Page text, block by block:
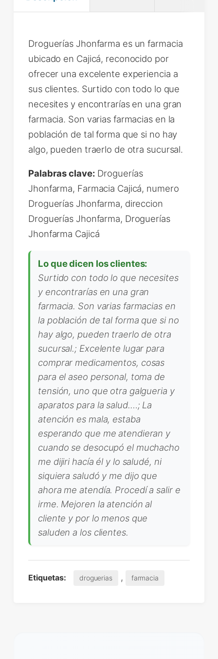
Droguerías Jhonfarma es un farmacia
ubicado en Cajicá, reconocido por
ofrecer una excelente experiencia a
sus clientes. Surtido con todo lo que
necesites y encontrarías en una gran
farmacia. Son varias farmacias en la
población de tal forma que si no hay
algo, pueden traerlo de otra sucursal.
Palabras clave: Droguerías
Jhonfarma, Farmacia Cajicá, numero
Droguerías Jhonfarma, direccion
Droguerías Jhonfarma, Droguerías
Jhonfarma Cajicá
Lo que dicen los clientes:
Surtido con todo lo que necesites
y encontrarías en una gran
farmacia. Son varias farmacias en
la población de tal forma que si no
hay algo, pueden traerlo de otra
sucursal.; Excelente lugar para
comprar medicamentos, cosas
para el aseo personal, toma de
tensión, uno que otra galgueria y
aparatos para la salud.…; La
atención es mala, estaba
esperando que me atendieran y
cuando se desocupó el muchacho
me dijiri hacía él y lo saludé, ni
siquiera saludó y me dijo que
ahora me atendía. Procedí a salir e
irme. Mejoren la atención al
cliente y por lo menos que
saluden a los clientes.
Etiquetas: droguerias , farmacia